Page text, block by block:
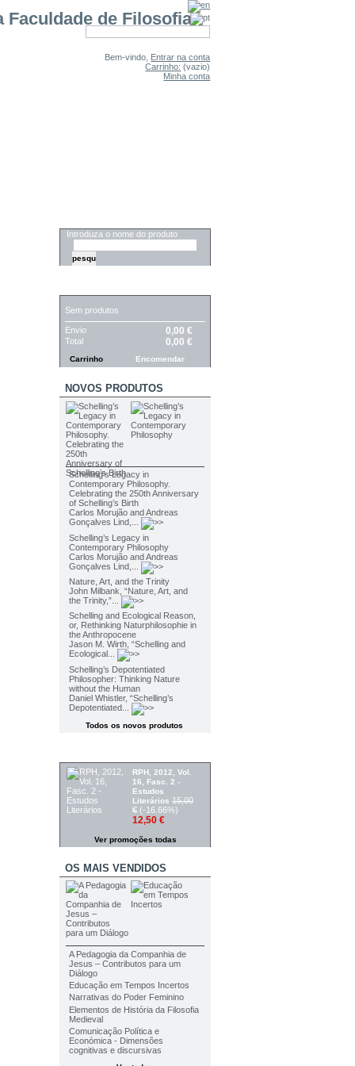
Bem-vindo, Entrar na conta
Carrinho: (vazio)
Minha conta
Introduza o nome do produto
Sem produtos
Envio 0,00 €
Total 0,00 €
Carrinho Encomendar
NOVOS PRODUTOS
Schelling’s Legacy in
Contemporary Philosophy.
Celebrating the 250th Anniversary
of Schelling’s Birth
Carlos Morujão and Andreas
Gonçalves Lind,...
Schelling’s Legacy in
Contemporary Philosophy
Carlos Morujão and Andreas
Gonçalves Lind,...
Nature, Art, and the Trinity
John Milbank, “Nature, Art, and
the Trinity,”...
Schelling and Ecological Reason,
or, Rethinking Naturphilosophie in
the Anthropocene
Jason M. Wirth, “Schelling and
Ecological...
Schelling’s Depotentiated
Philosopher: Thinking Nature
without the Human
Daniel Whistler, “Schelling’s
Depotentiated...
Todos os novos produtos
RPH, 2012, Vol.
16, Fasc. 2 -
Estudos
Literários 15,00
€ (-16.66%)
12,50 €
Ver promoções todas
OS MAIS VENDIDOS
A Pedagogia da Companhia de
Jesus – Contributos para um
Diálogo
Educação em Tempos Incertos
Narrativas do Poder Feminino
Elementos de História da Filosofia
Medieval
Comunicação Política e
Económica - Dimensões
cognitivas e discursivas